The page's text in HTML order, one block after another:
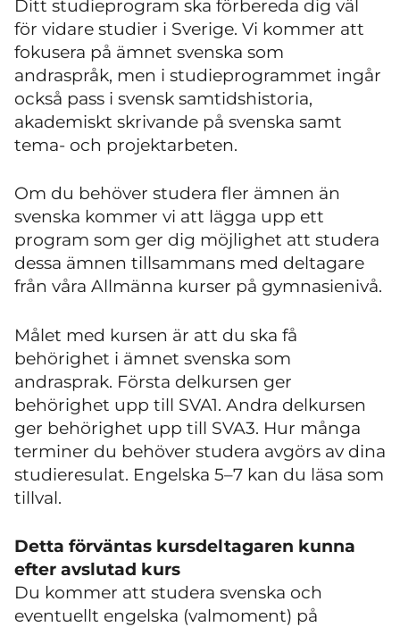
Ditt studieprogram ska förbereda dig väl
för vidare studier i Sverige. Vi kommer att
fokusera på ämnet svenska som
andraspråk, men i studieprogrammet ingår
också pass i svensk samtidshistoria,
akademiskt skrivande på svenska samt
tema- och projektarbeten.
Om du behöver studera fler ämnen än
svenska kommer vi att lägga upp ett
program som ger dig möjlighet att studera
dessa ämnen tillsammans med deltagare
från våra Allmänna kurser på gymnasienivå.
Målet med kursen är att du ska få
behörighet i ämnet svenska som
andrasprak. Första delkursen ger
behörighet upp till SVA1. Andra delkursen
ger behörighet upp till SVA3. Hur många
terminer du behöver studera avgörs av dina
studieresulat. Engelska 5–7 kan du läsa som
tillval.
Detta förväntas kursdeltagaren kunna
efter avslutad kurs
Du kommer att studera svenska och
eventuellt engelska (valmoment) på